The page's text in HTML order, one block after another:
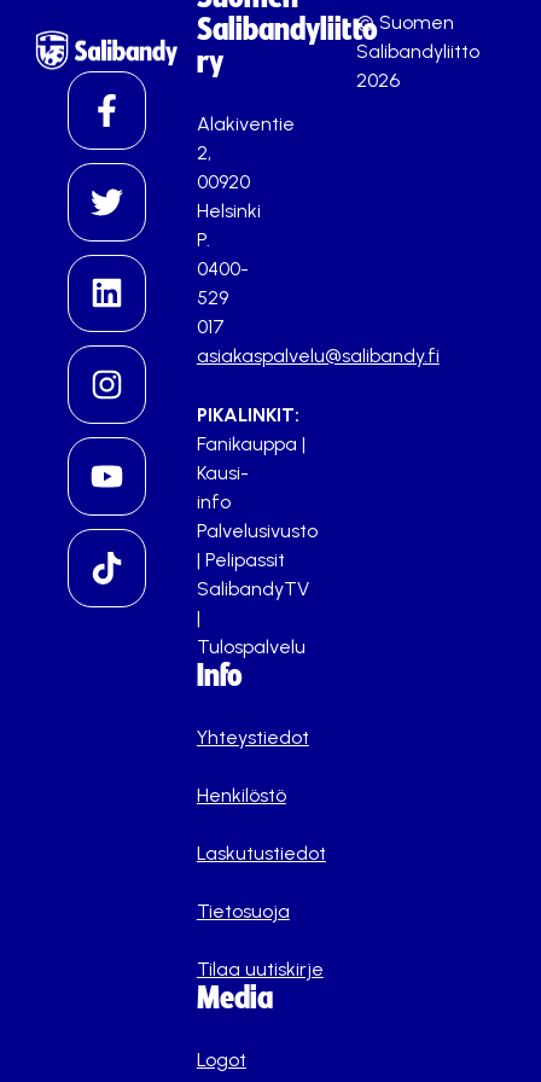
Salibandyliitto
ry
Alakiventie
2,
00920
Helsinki
P.
0400-
529
017
asiakaspalvelu@salibandy.fi
PIKALINKIT:
Fanikauppa |
Kausi-
info
Palvelusivusto
| Pelipassit
SalibandyTV
|
Tulospalvelu
Info
Yhteystiedot
Henkilöstö
Laskutustiedot
Tietosuoja
Tilaa uutiskirje
Media
Logot
© Suomen
Salibandyliitto
2026